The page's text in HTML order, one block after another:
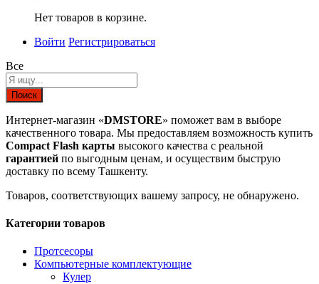
Нет товаров в корзине.
Войти Регистрироваться
Все
Поиск
Интернет-магазин «DMSTORE» поможет вам в выборе
качественного товара. Мы предоставляем возможность купить
Compact Flash карты высокого качества с реальной
гарантией по выгодным ценам, и осуществим быструю
доставку по всему Ташкенту.
Товаров, соответствующих вашему запросу, не обнаружено.
Категории товаров
Протсесоры
Компьютерные комплектующие
Кулер